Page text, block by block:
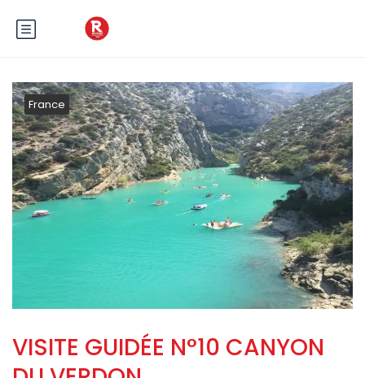
France
VISITE GUIDÉE N°10 CANYON